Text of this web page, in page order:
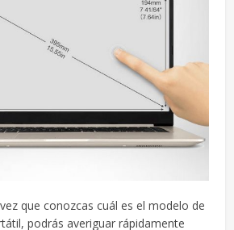
que conozcas cuál es el modelo de
podrás averiguar rápidamente